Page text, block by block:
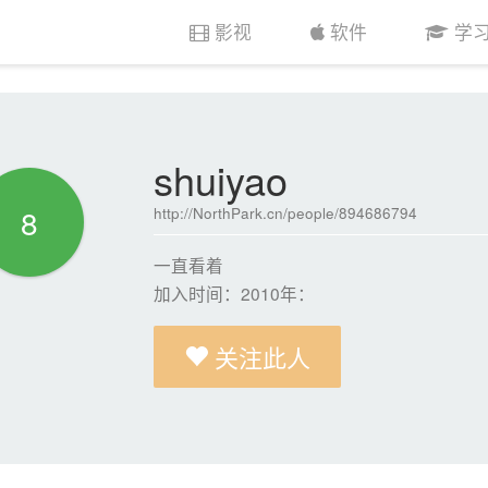
影视 软件 学习
8
shuiyao
http://NorthPark.cn/people/894686794
一直看着
加入时间：2010年：
关注此人